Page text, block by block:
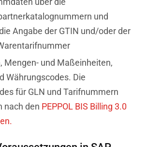
und
Angabe der GTIN und/oder der
Mengen- und Maßeinheiten,
Währungscodes. Die
für GLN und Tarifnummern
nach den PEPPOL BIS Billing 3.0
.